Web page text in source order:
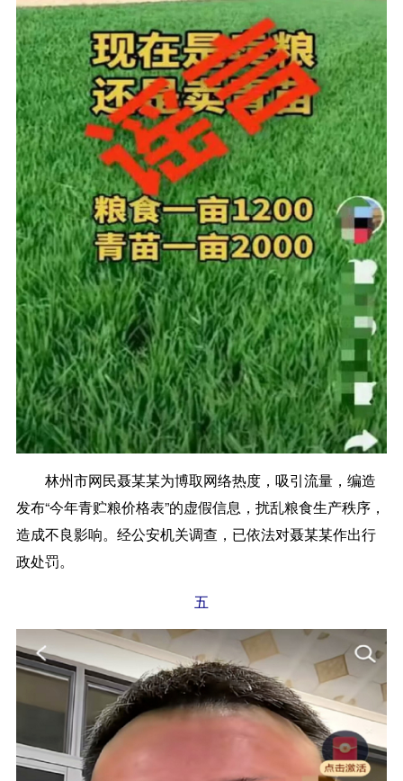
林州市网民聂某某为博取网络热度，吸引流量，编造
发布“今年青贮粮价格表”的虚假信息，扰乱粮食生产秩序，
造成不良影响。经公安机关调查，已依法对聂某某作出行
政处罚。
五